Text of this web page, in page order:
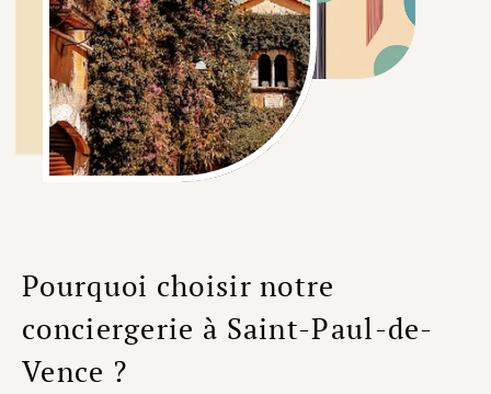
Pourquoi choisir notre
conciergerie à Saint-Paul-de-
Vence ?